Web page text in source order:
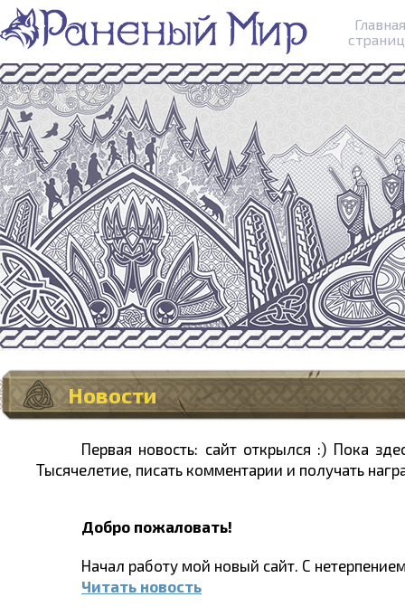
Главная
Новости
Первая новость: сайт открылся :) Пока
Тысячелетие, писать комментарии и получать
Добро пожаловать!
Начал работу мой новый сайт. С
Читать новость